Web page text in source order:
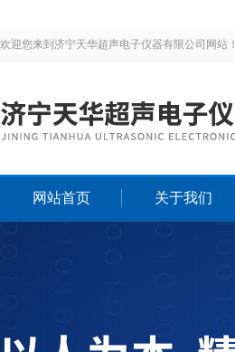
欢迎您来到济宁天华超声电子仪器有限公司网站！
网站首页 关于我们